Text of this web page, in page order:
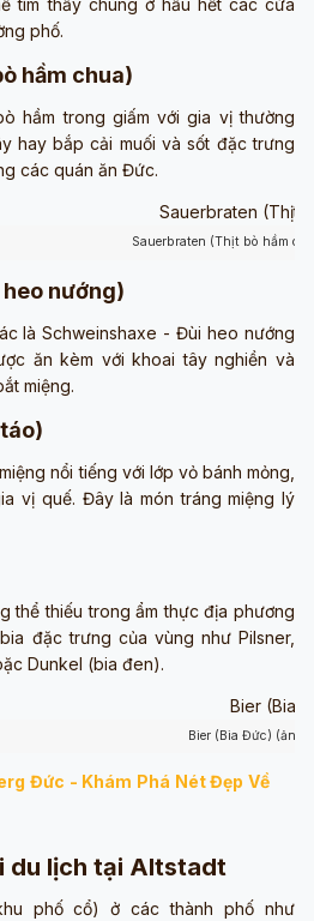
tìm thấy chúng ở hầu hết các cửa
phố.
hầm chua)
hầm trong giấm với gia vị thường
hay bắp cải muối và sốt đặc trưng
các quán ăn Đức.
Sauerbraten (Thịt bò hầm
nướng)
là Schweinshaxe - Đùi heo nướng
ăn kèm với khoai tây nghiền và
miệng.
nổi tiếng với lớp vỏ bánh mỏng,
vị quế. Đây là món tráng miệng lý
thể thiếu trong ẩm thực địa phương
đặc trưng của vùng như Pilsner,
Dunkel (bia đen).
Bier (Bia Đức) (ảnh
Đức - Khám Phá Nét Đẹp Về
du lịch tại Altstadt
phố cổ) ở các thành phố như